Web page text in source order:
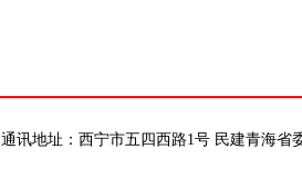
通讯地址：西宁市五四西路1号 民建青海省